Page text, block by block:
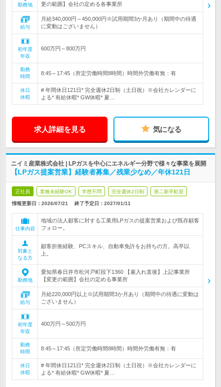
勤務地
更の範囲】会社の定める各事業所
給与
月給340,000円～450,000円※試用期間3か月あり（期間中の待遇
に変動はございません）
初年度
年収
600万円～800万円
勤務
時間
8:45～17:45（所定労働時間8時間）時間外労働有無：有
休日
休暇
# 年間休日121日* 完全週休2日制（土日祝）※会社カレンダーに
よる* 有給休暇* GW休暇* 夏…
求人詳細を見る 気になる
ニイミ産業株式会社 | LPガスを中心にエネルギー分野で様々な事業を展開
【LPガス提案営業】経験者募集／残業少なめ／年休121日
正社員 業種未経験OK 学歴不問 完全週休2日制 第二新卒歓迎
情報更新日：2026/07/21 終了予定日： 2027/01/11
仕事内容
地域の法人顧客に対する工業用LPガスの提案営業および既存顧客
フォロー。
対象と
なる方
顧客折衝経験、PCスキル、自動車免許をお持ちの方。高卒以
上。
勤務地
愛知県春日井市松河戸町段下1360 【雇入れ直後】上記事業所
【変更の範囲】会社の定める事業所
給与
月給220,000円以上※試用期間3か月あり（期間中の待遇に変動は
ございません）
初年度
年収
400万円～500万円
勤務
時間
8:45～17:45（所定労働時間8時間）時間外労働有無：有
休日
休暇
# 年間休日121日* 完全週休2日制（土日祝）※会社カレンダーに
よる* 有給休暇* GW休暇* 夏…